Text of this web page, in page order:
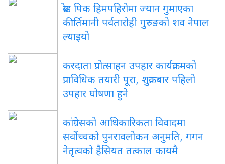
ब्रोड पिक हिमपहिरोमा ज्यान गुमाएका
कीर्तिमानी पर्वतारोही गुरुङको शव नेपाल
ल्याइयो
करदाता प्रोत्साहन उपहार कार्यक्रमको
प्राविधिक तयारी पूरा, शुक्रबार पहिलो
उपहार घोषणा हुने
कांग्रेसको आधिकारिकता विवादमा
सर्वोच्चको पुनरावलोकन अनुमति, गगन
नेतृत्वको हैसियत तत्काल कायमै